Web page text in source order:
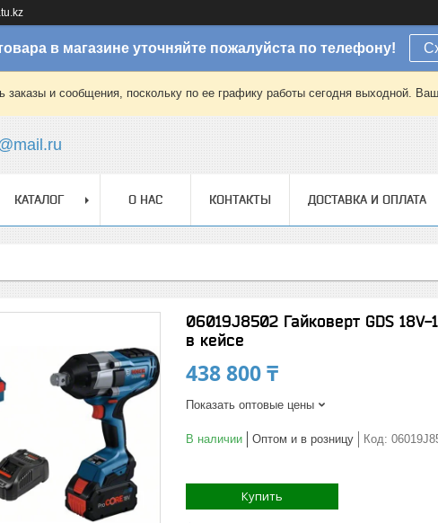
в магазине уточняйте пожалуйста по телефону!
заказы и сообщения, поскольку по ее графику работы сегодня выходной.
КАТАЛОГ О НАС КОНТАКТЫ ДОСТАВКА И ОПЛАТА
06019J8502 Гайковерт GDS
в кейсе
438 800 ₸
Показать оптовые цены
В наличии Оптом и в розницу Код:
Купить